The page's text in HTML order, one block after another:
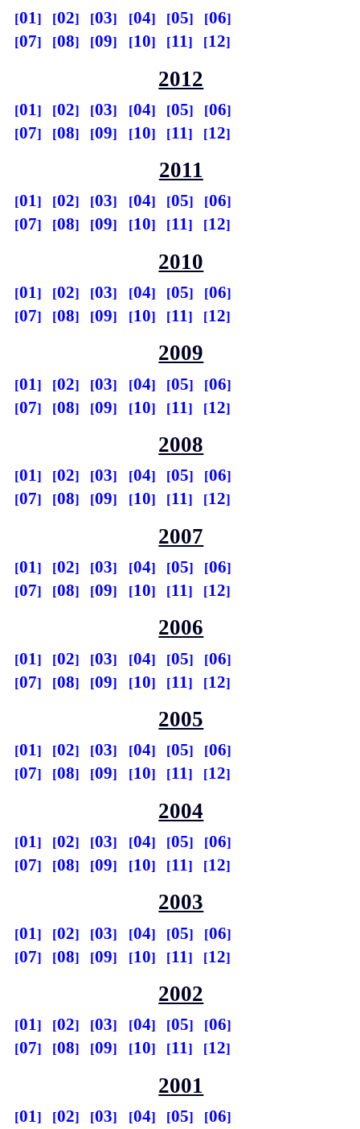
01 02 03 04 05
06
07
08 09 10 11 12
2012
01 02 03 04 05
06
07
08 09 10 11 12
2011
01 02 03 04 05
06
07
08 09 10 11 12
2010
01 02 03 04 05
06
07
08 09 10 11 12
2009
01 02 03 04 05
06
07
08 09 10 11 12
2008
01 02 03 04 05
06
07
08 09 10 11 12
2007
01 02 03 04 05
06
07
08 09 10 11 12
2006
01 02 03 04 05
06
07
08 09 10 11 12
2005
01 02 03 04 05
06
07
08 09 10 11 12
2004
01 02 03 04 05
06
07
08 09 10 11 12
2003
01 02 03 04 05
06
07
08 09 10 11 12
2002
01 02 03 04 05
06
07
08 09 10 11 12
2001
01 02 03 04 05 06